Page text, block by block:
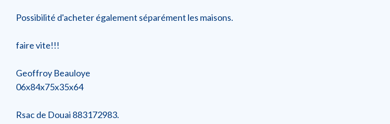
Possibilité d'acheter également séparément les maisons.
faire vite!!!
Geoffroy Beauloye
06x84x75x35x64
Rsac de Douai 883172983.